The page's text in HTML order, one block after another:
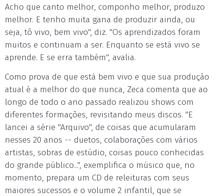
Acho que canto melhor, componho melhor, produzo
melhor. E tenho muita gana de produzir ainda, ou
seja, tô vivo, bem vivo", diz. "Os aprendizados foram
muitos e continuam a ser. Enquanto se está vivo se
aprende. E se erra também", avalia.
Como prova de que está bem vivo e que sua produção
atual é a melhor do que nunca, Zeca comenta que ao
longo de todo o ano passado realizou shows com
diferentes formações, revisitando meus discos. "E
lancei a série "Arquivo", de coisas que acumularam
nesses 20 anos -- duetos, colaborações com vários
artistas, sobras de estúdio, coisas pouco conhecidas
do grande público...", exemplifica o músico que, no
momento, prepara um CD de releituras com seus
maiores sucessos e o volume 2 infantil, que se